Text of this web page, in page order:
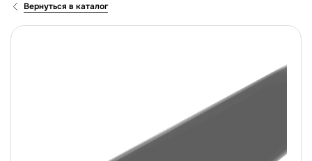
Вернуться в каталог